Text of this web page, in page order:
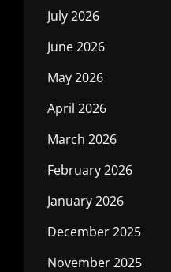
July 2026
June 2026
May 2026
April 2026
March 2026
February 2026
January 2026
December 2025
November 2025